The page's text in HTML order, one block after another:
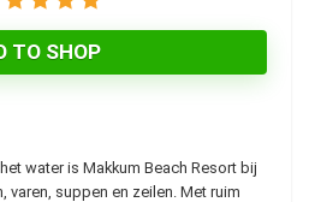
TO SHOP
water is Makkum Beach Resort bij
varen, suppen en zeilen. Met ruim